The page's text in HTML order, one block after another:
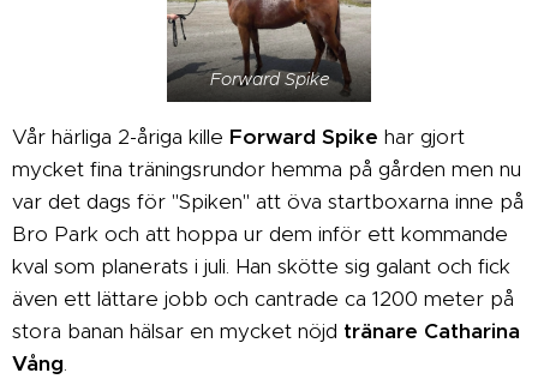
Forward Spike
Vår härliga 2-åriga kille Forward Spike har gjort
mycket fina träningsrundor hemma på gården men nu
var det dags för "Spiken" att öva startboxarna inne på
Bro Park och att hoppa ur dem inför ett kommande
kval som planerats i juli. Han skötte sig galant och fick
även ett lättare jobb och cantrade ca 1200 meter på
stora banan hälsar en mycket nöjd tränare Catharina
Vång.